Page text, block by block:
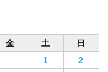
金 土
日
1
2